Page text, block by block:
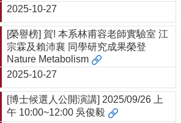
2025-10-27
[榮譽榜] 賀! 本系林甫容老師實驗室 江
宗霖及賴沛襄 同學研究成果榮登
Nature Metabolism
2025-10-27
[博士候選人公開演講] 2025/09/26 上
午 10:00~12:00 吳俊毅